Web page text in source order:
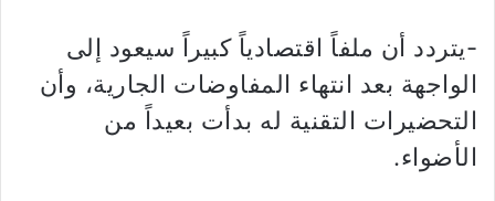
-يتردد أن ملفاً اقتصادياً كبيراً سيعود إلى
الواجهة بعد انتهاء المفاوضات الجارية، وأن
التحضيرات التقنية له بدأت بعيداً من
الأضواء.